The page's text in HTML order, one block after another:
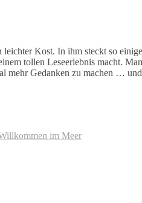
Kost. In ihm steckt so
tollen Leseerlebnis macht.
mehr Gedanken zu machen …
im Meer